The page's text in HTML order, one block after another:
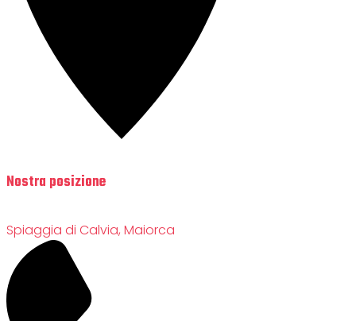
Nostra posizione
Spiaggia di Calvia, Maiorca